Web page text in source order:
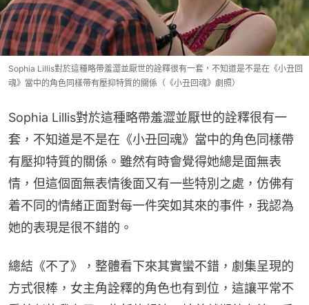
Sophia Lillis對於這種略帶羞澀並厭世的詮釋很有一套，不知道是不是在《小丑回
魂》當中的角色同樣帶有壓抑特質的關係（《小丑回魂》劇照）
Sophia Lillis對於這種略帶羞澀並厭世的詮釋很有一
套，不知道是不是在《小丑回魂》當中的角色同樣帶
有壓抑特質的關係。雖然有時會覺得她總是面無表
情，但這個面無表情後面又有一些特別之處，仿佛有
着不同的情緒正面對每一件突如其來的事件，我認為
她的表現是很不錯的。
總結《不了》，整體看下來其實蠻不錯，劇集呈現的
方式很棒，女主角詮釋的角色也有到位，這讓平常不